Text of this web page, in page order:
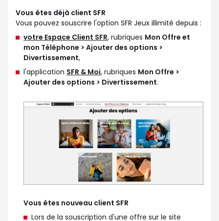
Vous êtes déjà client SFR
Vous pouvez souscrire l'option SFR Jeux illimité depuis :
votre Espace Client SFR, rubriques Mon Offre et
mon Téléphone > Ajouter des options >
Divertissement,
l'application SFR & Moi, rubriques Mon Offre >
Ajouter des options > Divertissement.
Vous êtes nouveau client SFR
Lors de la souscription d'une offre sur le site